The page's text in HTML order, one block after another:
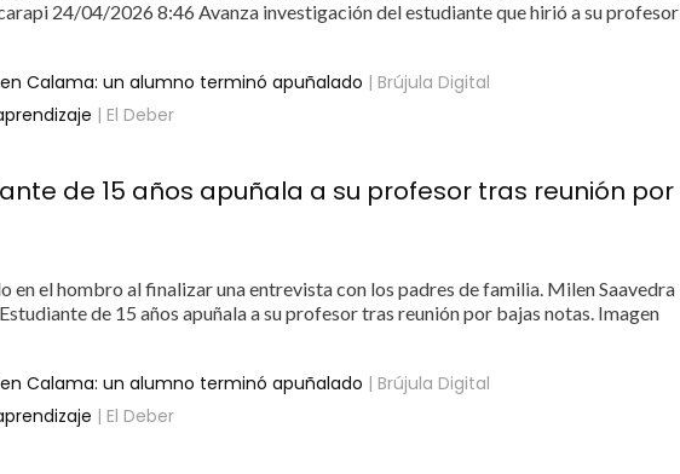
24/04/2026 8:46 Avanza investigación del estudiante que hirió a su profesor
Calama: un alumno terminó apuñalado | Brújula Digital
| El Deber
de 15 años apuñala a su profesor tras reunión por
en el hombro al finalizar una entrevista con los padres de familia. Milen Saavedra
de 15 años apuñala a su profesor tras reunión por bajas notas. Imagen
Calama: un alumno terminó apuñalado | Brújula Digital
| El Deber